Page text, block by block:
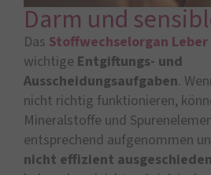
Darm und
Das Stoffwechselorgan Leber
wichtige Entgiftungs- und
Ausscheidungsaufgaben.
nicht richtig funktionieren,
Mineralstoffe und
entsprechend aufgenommen
nicht effizient ausgeschieden